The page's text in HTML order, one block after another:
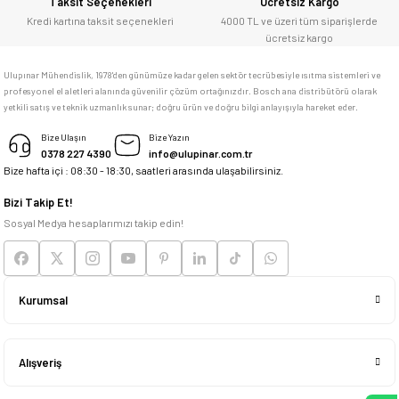
adresim Ulupınar.com.tr
memnun kaldım
Deneyimini Paylaş
Kredi kartına taksit seçenekleri
4000 TL ve üzeri tüm siparişlerde
ücretsiz kargo
Ulupınar Mühendislik, 1978'den günümüze kadar gelen sektör tecrübesiyle ısıtma sistemleri ve
profesyonel el aletleri alanında güvenilir çözüm ortağınızdır. Bosch ana distribütörü olarak
yetkili satış ve teknik uzmanlık sunar; doğru ürün ve doğru bilgi anlayışıyla hareket eder.
Bize Ulaşın
0378 227 4390
Bize Yazın
info@ulupinar.com.tr
Bize hafta içi : 08:30 - 18:30, saatleri arasında ulaşabilirsiniz.
Bizi Takip Et!
Sosyal Medya hesaplarımızı takip edin!
Kurumsal
Alışveriş